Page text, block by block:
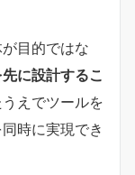
目的ではな
に設計するこ
えでツールを
時に実現でき